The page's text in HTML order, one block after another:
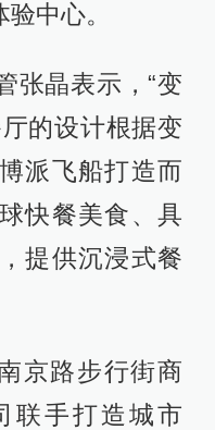
中心。
张晶表示，“变
的设计根据变
派飞船打造而
快餐美食、具
提供沉浸式餐
京路步行街商
联手打造城市